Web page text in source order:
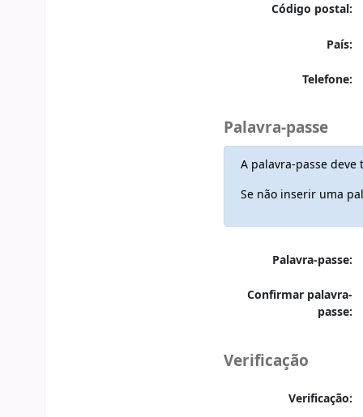
Código postal:
País:
Telefone:
Palavra-passe
A palavra-passe
Se não inserir uma
Palavra-passe:
Confirmar palavra-
passe:
Verificação
Verificação: